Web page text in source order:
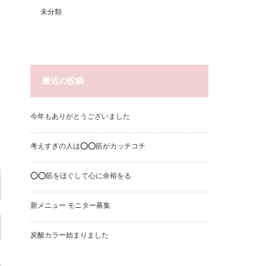
未分類
最近の投稿
今年もありがとうございました
考えすぎの人は⭕️⭕️筋がカッチコチ
⭕️⭕️筋をほぐして心に余裕をる
新メニュー モニター募集
炭酸カラー始まりました